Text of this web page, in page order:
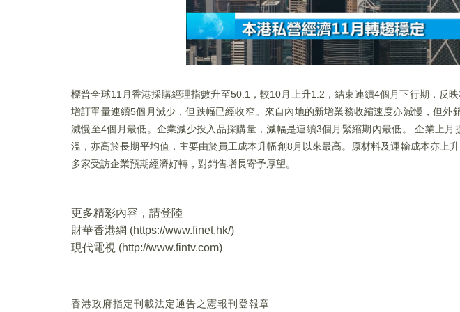
標普全球11月香港採購經理指數升至50.1，較10月上升1.2，結束連續4個月下行期，反
增訂單量連續5個月減少，但跌幅已經收窄。來自內地的新增業務收縮速度亦減慢，但
減慢至4個月最低。企業減少投入品採購量，減幅是連續3個月緊縮期內最低。 企業上
溫，亦高於長期平均值，主要由於員工成本升幅創8月以來最高。原材料及運輸成本亦上
多家受訪企業預期經濟好轉，對銷售增長寄予厚望。
更多精彩內容，請登陸
財華香港網 (https://www.finet.hk/)
現代電視 (http://www.fintv.com)
香港政府指定刊載法定通告之憲報刊登報章